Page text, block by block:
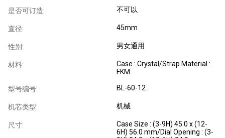
是否可订造: 不可以
直径: 45mm
性别: 男女通用
材料:
Case : Crystal/Strap Material :
FKM
型号编号: BL-60-12
机芯类型: 机械
尺寸:
Case Size : (3-9H) 45.0 x (12-
6H) 56.0 mm/Dial Opening : (3-